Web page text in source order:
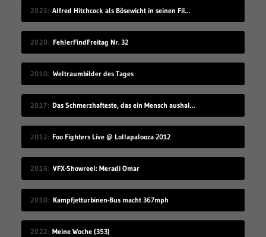
2023 Alfred Hitchcock als Bösewicht in seinen Filmen
2020 FehlerFindFreitag Nr. 32
2010 Weltraumbilder des Tages
2017 Das Schmerzhafteste, das ein Mensch aushalten kann
2012 Foo Fighters Live @ Lollapalooza 2012
2016 VFX-Showreel: Meradi Omar
2010 Kampfjetturbinen-Bus macht 367mph
2022 Meine Woche (353)